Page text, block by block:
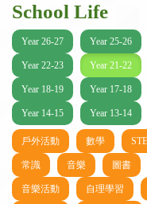
School Life
Year 26-27 Year 25-26
Year 22-23 Year 21-22
Year 18-19 Year 17-18
Year 14-15 Year 13-14
戶外活動 數學
常識 音樂 圖書
音樂活動 自理學習